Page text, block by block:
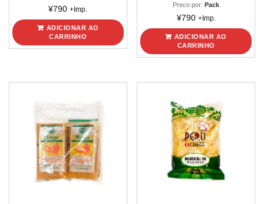
¥790 +Imp.
ADICIONAR AO
CARRINHO
Preco por:Pack
¥790 +Imp.
ADICIONAR AO
CARRINHO